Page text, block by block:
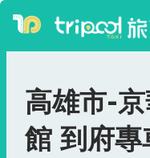
高雄市-
館 到府